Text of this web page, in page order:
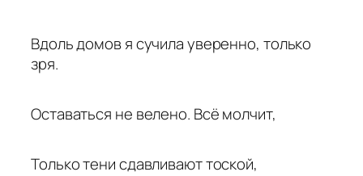
Вдоль домов я сучила уверенно, только
зря.
Оставаться не велено. Всё молчит,
Только тени сдавливают тоской,